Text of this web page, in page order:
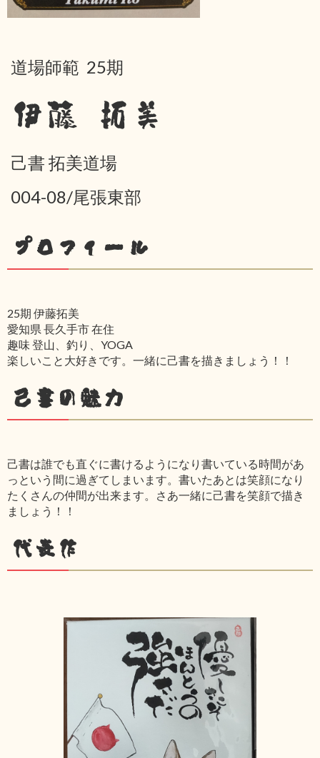
道場師範 25期
伊藤 拓美
己書 拓美道場
004-08/尾張東部
プロフィール
25期 伊藤拓美
愛知県 長久手市 在住
趣味 登山、釣り、YOGA
楽しいこと大好きです。一緒に己書を描きましょう！！
己書の魅力
己書は誰でも直ぐに書けるようになり書いている時間があ
っという間に過ぎてしまいます。書いたあとは笑顔になり
たくさんの仲間が出来ます。さあ一緒に己書を笑顔で描き
ましょう！！
代表作